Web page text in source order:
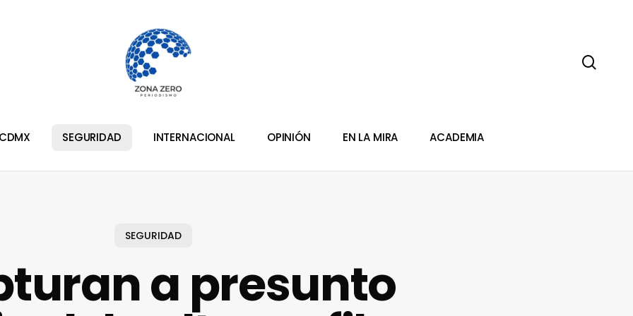
CDMX SEGURIDAD INTERNACIONAL OPINIÓN EN LA MIRA ACADEMIA
SEGURIDAD
a presunto